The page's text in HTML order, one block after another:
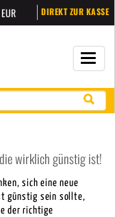
DIREKT ZUR KASSE
wirklich günstig ist!
sich eine neue
günstig sein sollte,
der richtige